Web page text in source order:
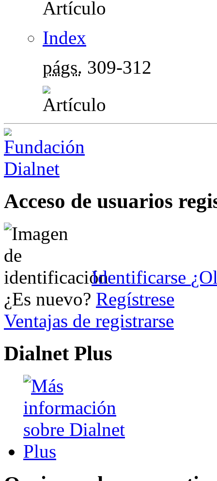
Index
págs. 309-312
Acceso de usuarios
Identificarse
¿Es nuevo? Regístrese
Ventajas de registrarse
Dialnet Plus